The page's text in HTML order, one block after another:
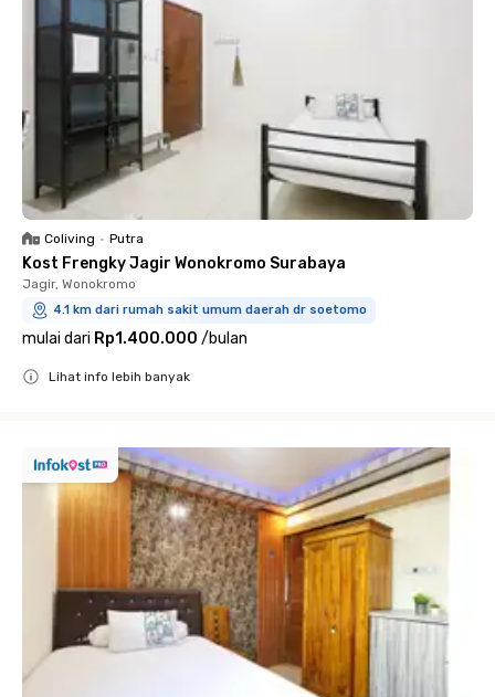
Coliving • Putra
Kost Frengky Jagir Wonokromo Surabaya
Jagir, Wonokromo
4.1 km dari rumah sakit umum daerah dr soetomo
mulai dari Rp1.400.000 /bulan
Lihat info lebih banyak